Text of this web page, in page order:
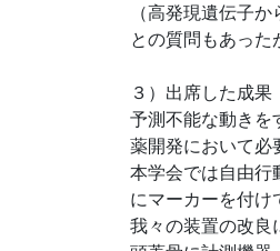
（高発現遺伝子
との質問もあった
３）出席した成果
予測不能な動きを
薬開発において必
本学会では自由行
にマーカーを付
我々の装置の改良